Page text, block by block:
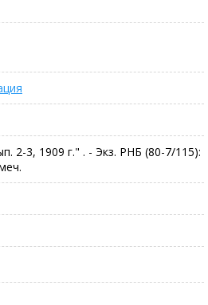
2-3, 1909 г." . - Экз. РНБ (80-7/115):